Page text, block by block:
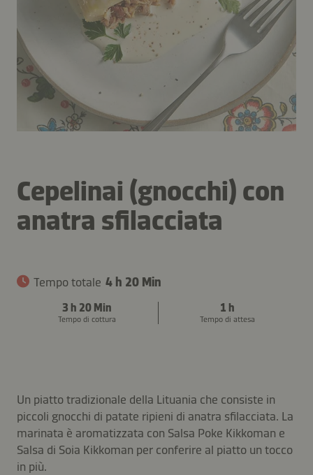
Cepelinai (gnocchi) con
anatra sfilacciata
Tempo totale 4 h 20 Min
3 h 20 Min
Tempo di cottura
1 h
Tempo di attesa
Un piatto tradizionale della Lituania che consiste in
piccoli gnocchi di patate ripieni di anatra sfilacciata. La
marinata è aromatizzata con Salsa Poke Kikkoman e
Salsa di Soia Kikkoman per conferire al piatto un tocco
in più.